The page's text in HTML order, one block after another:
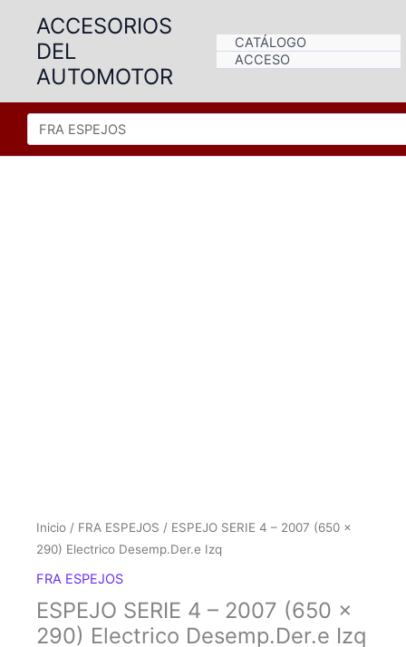
contenido
ACCESORIOS
DEL
AUTOMOTOR
CATÁLOGO
ACCESO
Inicio / FRA ESPEJOS / ESPEJO SERIE 4 – 2007 (650 x
290) Electrico Desemp.Der.e Izq
FRA ESPEJOS
ESPEJO SERIE 4 – 2007 (650 x
290) Electrico Desemp.Der.e Izq